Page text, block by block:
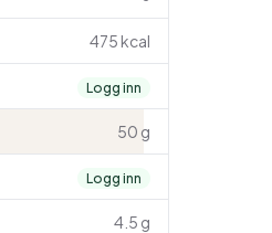
475 kcal
Logg inn
50 g
Logg inn
4.5 g